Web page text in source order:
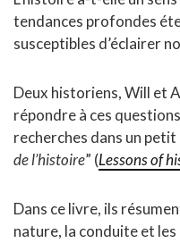
tendances profondes
susceptibles d’éclairer
Deux historiens, Will et
répondre à ces
recherches dans un petit
de l’histoire” (Lessons of
Dans ce livre, ils
nature, la conduite et